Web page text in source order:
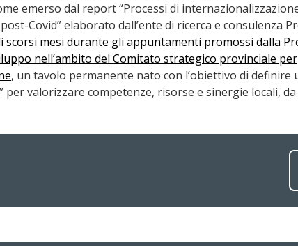
emerso dal report “Processi di
Covid” elaborato dall’ente di ricerca e consulenza
mesi durante gli appuntamenti promossi dalla
nell’ambito del Comitato strategico provinciale per
, un tavolo permanente nato con l’obiettivo di definire
per valorizzare competenze, risorse e sinergie locali,